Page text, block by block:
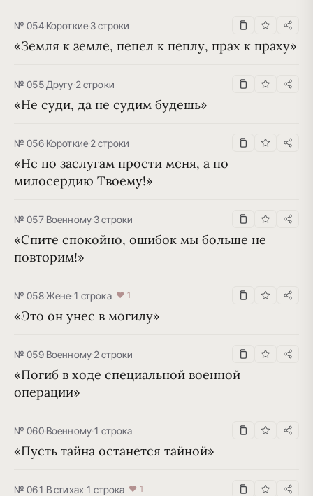
№ 054·Короткие·3 строки
«Земля к земле, пепел к пеплу, прах к праху»
№ 055·Другу·2 строки
«Не суди, да не судим будешь»
№ 056·Короткие·2 строки
«Не по заслугам прости меня, а по
милосердию Твоему!»
№ 057·Военному·3 строки
«Спите спокойно, ошибок мы больше не
повторим!»
№ 058·Жене·1 строка ♥ 1
«Это он унес в могилу»
№ 059·Военному·2 строки
«Погиб в ходе специальной военной
операции»
№ 060·Военному·1 строка
«Пусть тайна останется тайной»
№ 061·В стихах·1 строка ♥ 1